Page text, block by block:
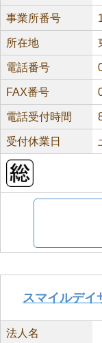
事業所番号
所在地
電話番号
FAX番号
電話受付時間
受付休業日
スマイルデイ
法人名